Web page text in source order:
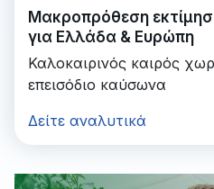
Μακροπρόθεση
για Ελλάδα & Ευρώπη
Καλοκαιρινός καιρός
επεισόδιο καύσωνα
Δείτε αναλυτικά